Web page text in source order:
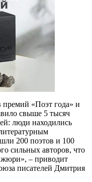
премий «Поэт года» и
свыше 5 тысяч
люди находились
200 поэтов и 100
сильных авторов, что
жюри», – приводит
писателей Дмитрия